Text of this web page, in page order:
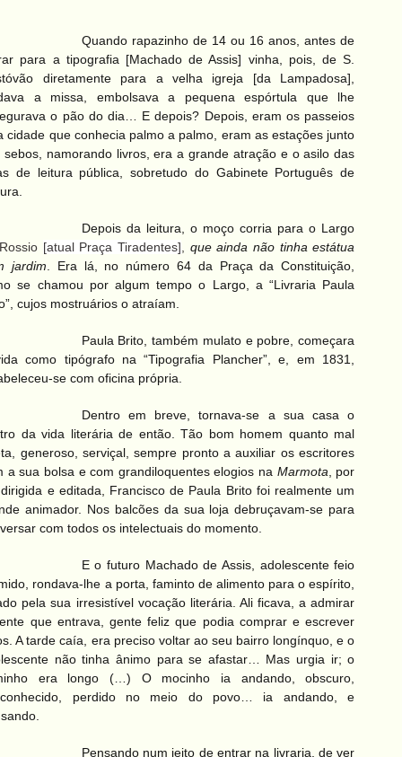
Quando rapazinho de 14 ou 16 anos, antes de
para a tipografia [Machado de Assis] vinha, pois, de S.
diretamente para a velha igreja [da Lampadosa],
a missa, embolsava a pequena espórtula que lhe
o pão do dia… E depois? Depois, eram os passeios
cidade que conhecia palmo a palmo, eram as estações junto
sebos, namorando livros, era a grande atração e o asilo das
de leitura pública, sobretudo do Gabinete Português de
Depois da leitura, o moço corria para o Largo
[atual Praça Tiradentes]
que ainda não tinha estátua
jardim . Era lá, no número 64 da Praça daConstituição,
se chamou por algum tempo o Largo, a “Livraria Paula
cujos mostruários o atraíam.
Paula Brito, também mulato e pobre, começara
como tipógrafo na “Tipografia Plancher”, e, em 1831,
se com oficina própria.
Dentro em breve, tornava-se a sua casa o
da vida literária de então. Tão bom homem quanto mal
generoso, serviçal, sempre pronto a auxiliar os escritores
a sua bolsa e com grandiloquentes elogios na Marmota , por
e editada, Francisco de Paula Brito foi realmente um
animador.
Nos balcões da sua loja debruçavam-se para
com todos os intelectuais do momento.
E o futuro Machado de Assis, adolescente feio
rondava-lhe a porta, faminto de alimento para o espírito,
pela sua irresistível vocação literária. Ali ficava, a admirar
que entrava, gente feliz que podia comprar e escrever
A tarde caía, era preciso voltar ao seu bairro longínquo, e o
não tinha ânimo para se afastar… Mas urgia ir; o
era longo (…) O mocinho ia andando, obscuro,
perdido no meio do povo… ia andando, e
Pensando num jeito de entrar na livraria, de ver